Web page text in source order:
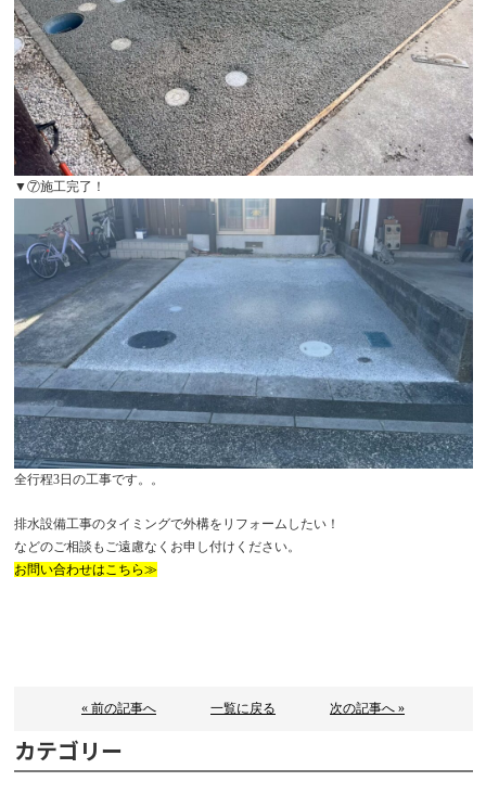
▼⑦施工完了！
全行程3日の工事です。。
排水設備工事のタイミングで外構をリフォームしたい！
などのご相談もご遠慮なくお申し付けください。
お問い合わせはこちら≫
« 前の記事へ 一覧に戻る 次の記事へ »
カテゴリー